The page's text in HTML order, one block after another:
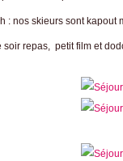
: nos skieurs sont kapout
soir repas, petit film et